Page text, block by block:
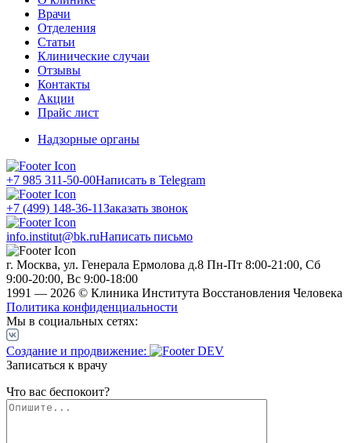
Врачи
Отделения
Статьи
Клинические случаи
Отзывы
Контакты
Акции
Прайс лист
Надзорные органы
+7 985 311-50-00Написать в Telegram
+7 (499) 148-36-11Заказать звонок
info.institut@bk.ruНаписать письмо
г. Москва, ул. Генерала Ермолова д.8 Пн-Пт 8:00-21:00, Сб
9:00-20:00, Вс 9:00-18:00
1991 — 2026 © Клиника Института Восстановления Человека
Политика конфиденциальности
Мы в социальных сетях:
Создание и продвижение:
Записаться к врачу
Что вас беспокоит?